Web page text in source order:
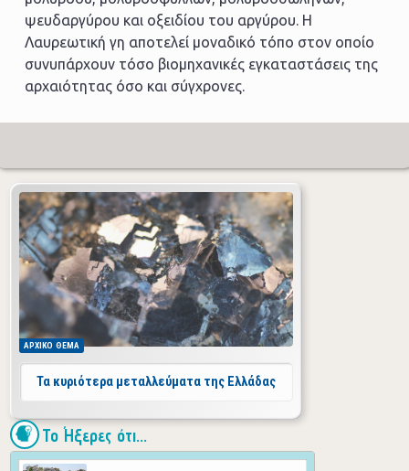
ψευδαργύρου και οξειδίου του αργύρου. Η
Λαυρεωτική γη αποτελεί μοναδικό τόπο στον οποίο
συνυπάρχουν τόσο βιομηχανικές εγκαταστάσεις της
αρχαιότητας όσο και σύγχρονες.
ΑΡΧΙΚΟ ΘΕΜΑ
Τα κυριότερα μεταλλεύματα της Ελλάδας
Το Ήξερες ότι...